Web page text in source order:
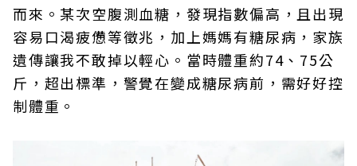
而來。某次空腹測血糖，發現指數偏高，且出現
容易口渴疲憊等徵兆，加上媽媽有糖尿病，家族
遺傳讓我不敢掉以輕心。當時體重約74、75公
斤，超出標準，警覺在變成糖尿病前，需好好控
制體重。